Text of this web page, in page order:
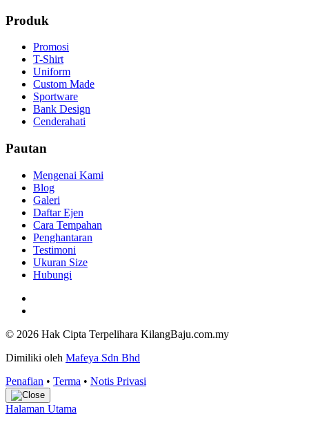
Produk
Promosi
T-Shirt
Uniform
Custom Made
Sportware
Bank Design
Cenderahati
Pautan
Mengenai Kami
Blog
Galeri
Daftar Ejen
Cara Tempahan
Penghantaran
Testimoni
Ukuran Size
Hubungi
© 2026 Hak Cipta Terpelihara KilangBaju.com.my
Dimiliki oleh Mafeya Sdn Bhd
Penafian • Terma • Notis Privasi
Halaman Utama